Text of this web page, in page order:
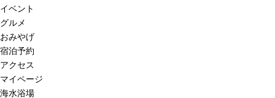
イベント
グルメ
おみやげ
宿泊予約
アクセス
マイページ
海水浴場